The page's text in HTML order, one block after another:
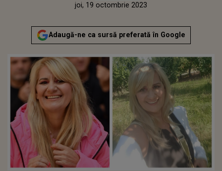
joi, 19 octombrie 2023Actualizat:
joi, 19 octombrie 2023
Adaugă-ne ca sursă preferată în Google